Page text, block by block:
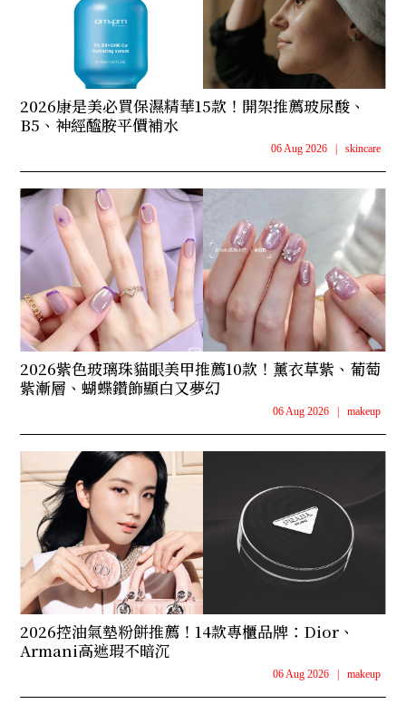
2026康是美必買保濕精華15款！開架推薦玻尿酸、
B5、神經醯胺平價補水
06 Aug 2026 skincare
2026紫色玻璃珠貓眼美甲推薦10款！薰衣草紫、葡萄
紫漸層、蝴蝶鑽飾顯白又夢幻
06 Aug 2026 makeup
2026控油氣墊粉餅推薦！14款專櫃品牌：Dior、
Armani高遮瑕不暗沉
06 Aug 2026 makeup